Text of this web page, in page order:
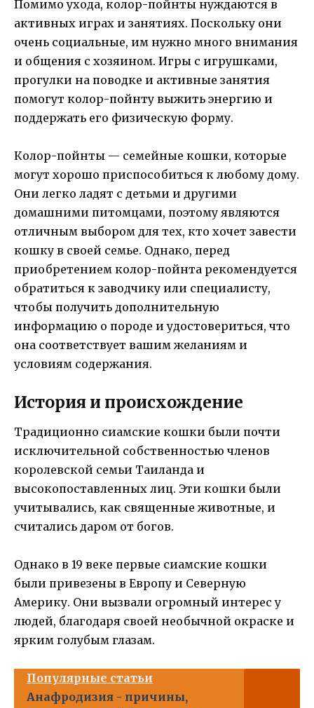
Помимо ухода, колор-пойнты нуждаются в
активных играх и занятиях. Поскольку они
очень социальные, им нужно много внимания
и общения с хозяином. Игры с игрушками,
прогулки на поводке и активные занятия
помогут колор-пойнту выжить энергию и
поддержать его физическую форму.
Колор-пойнты — семейные кошки, которые
могут хорошо приспособиться к любому дому.
Они легко ладят с детьми и другими
домашними питомцами, поэтому являются
отличным выбором для тех, кто хочет завести
кошку в своей семье. Однако, перед
приобретением колор-пойнта рекомендуется
обратиться к заводчику или специалисту,
чтобы получить дополнительную
информацию о породе и удостовериться, что
она соответствует вашим желаниям и
условиям содержания.
История и происхождение
Традиционно сиамские кошки были почти
исключительной собственностью членов
королевской семьи Таиланда и
высокопоставленных лиц. Эти кошки были
учитывались, как священные животные, и
считались даром от богов.
Однако в 19 веке первые сиамские кошки
были привезены в Европу и Северную
Америку. Они вызвали огромный интерес у
людей, благодаря своей необычной окраске и
ярким голубым глазам.
Популярные статьи
Анафродизия - причины,